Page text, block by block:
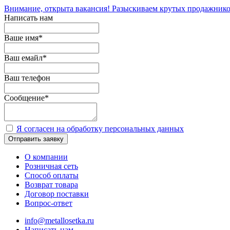
Внимание, открыта вакансия! Разыскиваем крутых
Написать нам
Ваше имя*
Ваш емайл*
Ваш телефон
Сообщение*
Я согласен на обработку персональных данных
Отправить заявку
О компании
Розничная сеть
Способ оплаты
Возврат товара
Договор поставки
Вопрос-ответ
info@metallosetka.ru